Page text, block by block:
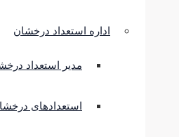
اداره استعداد درخشان
مدیر استعداد درخشان
استعدادهای درخشان